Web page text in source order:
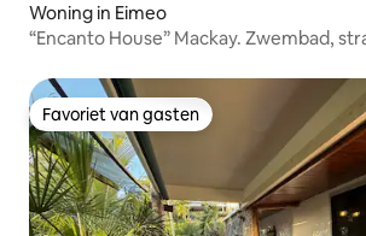
Woning in Eimeo
“Encanto House” Mackay. Zwembad,
Favoriet van gasten
Favoriet van gasten